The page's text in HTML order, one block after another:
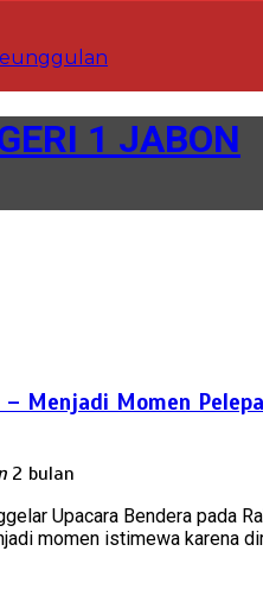
1 JABON
– Menjadi Momen
2 bulan
Upacara Bendera pada
momen istimewa karena